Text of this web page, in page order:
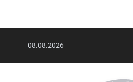
08.08.2026